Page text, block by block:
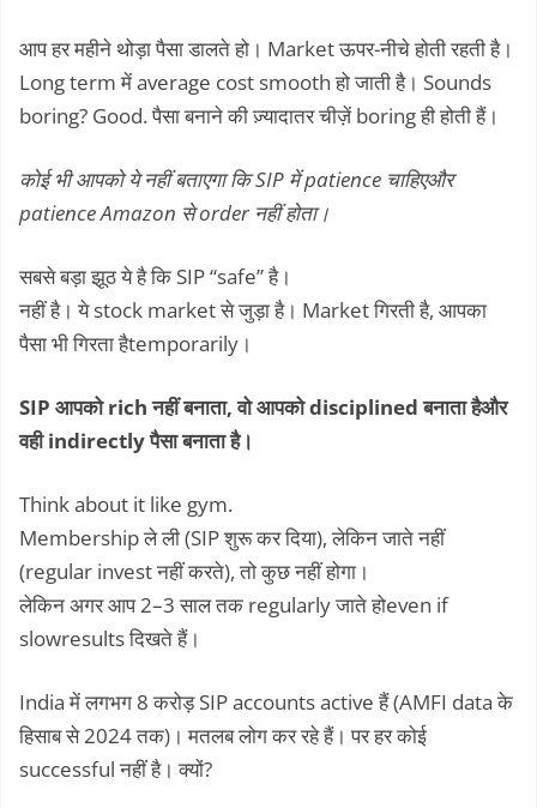
आप हर महीने थोड़ा पैसा डालते हो। Market ऊपर-नीचे होती रहती है।
Long term में average cost smooth हो जाती है। Sounds
boring? Good. पैसा बनाने की ज़्यादातर चीज़ें boring ही होती हैं।
कोई भी आपको ये नहीं बताएगा कि SIP में patience चाहिएऔर
patience Amazon से order नहीं होता।
सबसे बड़ा झूठ ये है कि SIP “safe” है।
नहीं है। ये stock market से जुड़ा है। Market गिरती है, आपका
पैसा भी गिरता हैtemporarily।
SIP आपको rich नहीं बनाता, वो आपको disciplined बनाता हैऔर
वही indirectly पैसा बनाता है।
Think about it like gym.
Membership ले ली (SIP शुरू कर दिया), लेकिन जाते नहीं
(regular invest नहीं करते), तो कुछ नहीं होगा।
लेकिन अगर आप 2–3 साल तक regularly जाते होeven if
slowresults दिखते हैं।
India में लगभग 8 करोड़ SIP accounts active हैं (AMFI data के
हिसाब से 2024 तक)। मतलब लोग कर रहे हैं। पर हर कोई
successful नहीं है। क्यों?